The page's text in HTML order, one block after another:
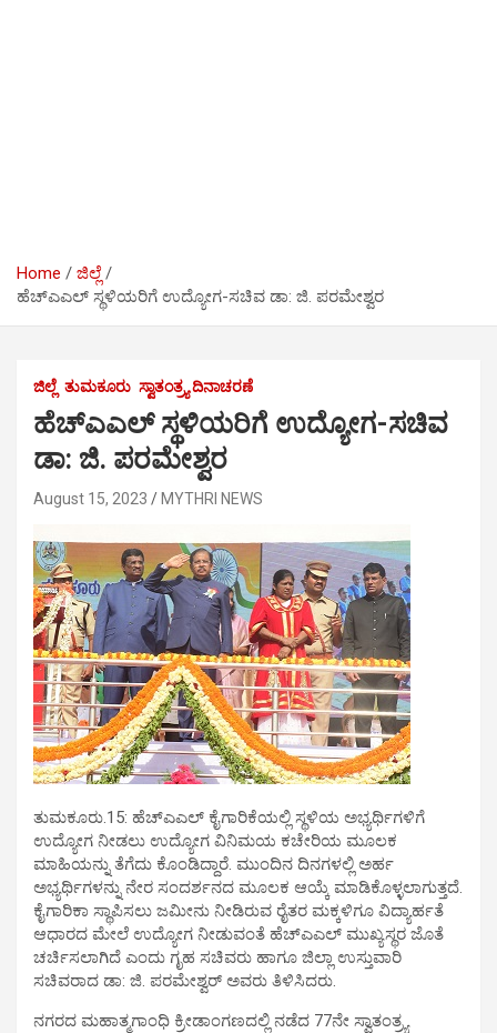
Home
ಜಿಲ್ಲೆ
ಹೆಚ್‍ಎಎಲ್ ಸ್ಥಳಿಯರಿಗೆ ಉದ್ಯೋಗ-ಸಚಿವ ಡಾ: ಜಿ. ಪರಮೇಶ್ವರ
ಜಿಲ್ಲೆ ತುಮಕೂರು ಸ್ವಾತಂತ್ರ್ಯ ದಿನಾಚರಣೆ
ಹೆಚ್‍ಎಎಲ್ ಸ್ಥಳಿಯರಿಗೆ ಉದ್ಯೋಗ-ಸಚಿವ
ಡಾ: ಜಿ. ಪರಮೇಶ್ವರ
August 15, 2023 MYTHRI NEWS
ತುಮಕೂರು.15: ಹೆಚ್‍ಎಎಲ್ ಕೈಗಾರಿಕೆಯಲ್ಲಿ ಸ್ಥಳಿಯ ಅಭ್ಯರ್ಥಿಗಳಿಗೆ
ಉದ್ಯೋಗ ನೀಡಲು ಉದ್ಯೋಗ ವಿನಿಮಯ ಕಚೇರಿಯ ಮೂಲಕ
ಮಾಹಿಯನ್ನು ತೆಗೆದು ಕೊಂಡಿದ್ದಾರೆ. ಮುಂದಿನ ದಿನಗಳಲ್ಲಿ ಅರ್ಹ
ಅಭ್ಯರ್ಥಿಗಳನ್ನು ನೇರ ಸಂದರ್ಶನದ ಮೂಲಕ ಆಯ್ಕೆ ಮಾಡಿಕೊಳ್ಳಲಾಗುತ್ತದೆ.
ಕೈಗಾರಿಕಾ ಸ್ಥಾಪಿಸಲು ಜಮೀನು ನೀಡಿರುವ ರೈತರ ಮಕ್ಕಳಿಗೂ ವಿದ್ಯಾರ್ಹತೆ
ಆಧಾರದ ಮೇಲೆ ಉದ್ಯೋಗ ನೀಡುವಂತೆ ಹೆಚ್‍ಎಎಲ್ ಮುಖ್ಯಸ್ಥರ ಜೊತೆ
ಚರ್ಚಿಸಲಾಗಿದೆ ಎಂದು ಗೃಹ ಸಚಿವರು ಹಾಗೂ ಜಿಲ್ಲಾ ಉಸ್ತುವಾರಿ
ಸಚಿವರಾದ ಡಾ: ಜಿ. ಪರಮೇಶ್ವರ್ ಅವರು ತಿಳಿಸಿದರು.
ನಗರದ ಮಹಾತ್ಮಗಾಂಧಿ ಕ್ರೀಡಾಂಗಣದಲ್ಲಿ ನಡೆದ 77ನೇ ಸ್ವಾತಂತ್ರ್ಯ